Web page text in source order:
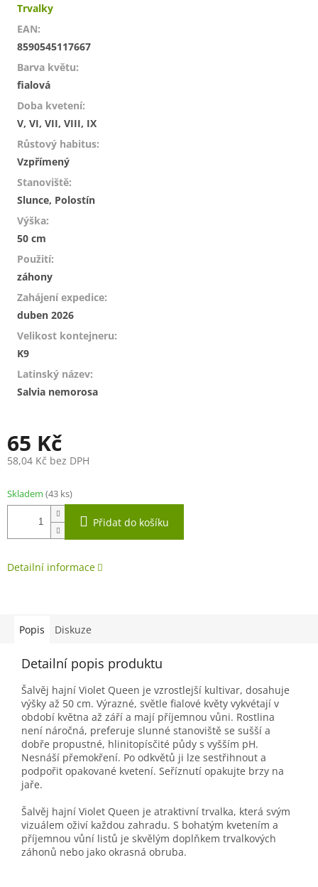
Trvalky
EAN:
8590545117667
Barva květu:
fialová
Doba kvetení:
V, VI, VII, VIII, IX
Růstový habitus:
Vzpřímený
Stanoviště:
Slunce, Polostín
Výška:
50 cm
Použití:
záhony
Zahájení expedice:
duben 2026
Velikost kontejneru:
K9
Latinský název:
Salvia nemorosa
65 Kč
58,04 Kč bez DPH
cena:
Skladem (43 ks)
Přidat do košíku
Detailní informace
Popis Diskuze
Detailní popis produktu
Šalvěj hajní Violet Queen je vzrostlejší kultivar, dosahuje
výšky až 50 cm. Výrazné, světle fialové květy vykvétají v
období května až září a mají příjemnou vůni. Rostlina
není náročná, preferuje slunné stanoviště se sušší a
dobře propustné, hlinitopísčité půdy s vyšším pH.
Nesnáší přemokření. Po odkvětů ji lze sestřihnout a
podpořit opakované kvetení. Seříznutí opakujte brzy na
jaře.
Šalvěj hajní Violet Queen je atraktivní trvalka, která svým
vizuálem oživí každou zahradu. S bohatým kvetením a
příjemnou vůní listů je skvělým doplňkem trvalkových
záhonů nebo jako okrasná obruba.